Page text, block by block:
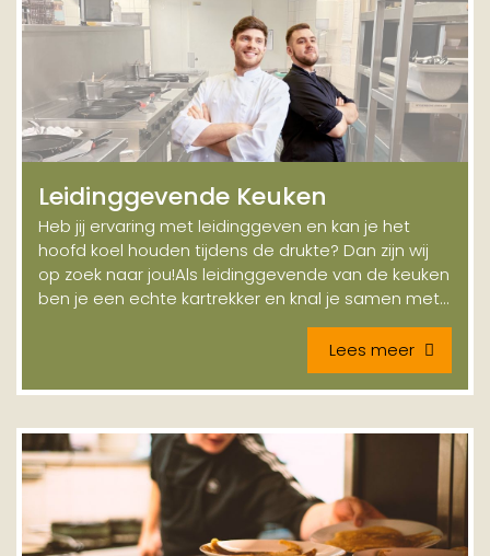
Leidinggevende Keuken
Heb jij ervaring met leidinggeven en kan je het
hoofd koel houden tijdens de drukte? Dan zijn wij
op zoek naar jou!Als leidinggevende van de keuken
ben je een echte kartrekker en knal je samen met...
Lees meer